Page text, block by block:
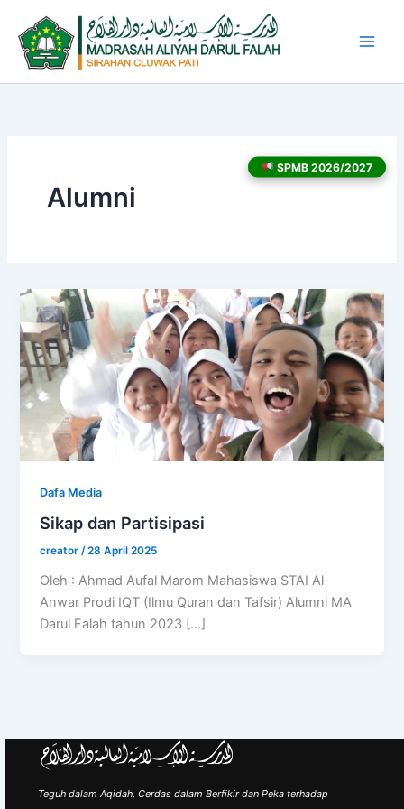
konten
Alumni
Dafa Media
Sikap dan Partisipasi
creator/28 April 2025
Oleh : Ahmad Aufal Marom Mahasiswa STAI Al-
Anwar Prodi IQT (Ilmu Quran dan Tafsir) Alumni MA
Darul Falah tahun 2023 […]
Teguh dalam Aqidah, Cerdas dalam Berfikir dan Peka terhadap
SPMB 2026/2027